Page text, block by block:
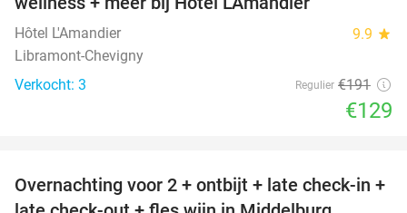
TODAY
Hôtel L'Amandier 9.9 star
Libramont-Chevigny
Verkocht: 3
Regulier €191
€129
52%
Overnachting voor 2 + ontbijt + late check-in +